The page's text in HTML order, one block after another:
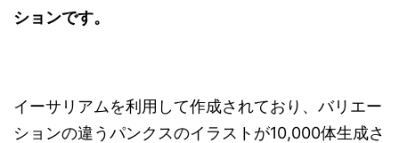
ションです。
イーサリアムを利用して作成されており、バリエー
ションの違うパンクスのイラストが10,000体生成さ